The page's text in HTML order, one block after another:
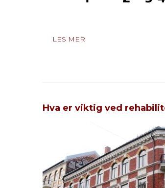
LES MER
Hva er viktig ved